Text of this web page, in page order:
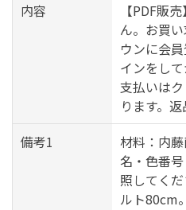
内容
【PDF販
ん。お買
ウンに会
インをし
支払いは
ります。
備考1
材料：内
名・色番
照してく
ルト80cm。